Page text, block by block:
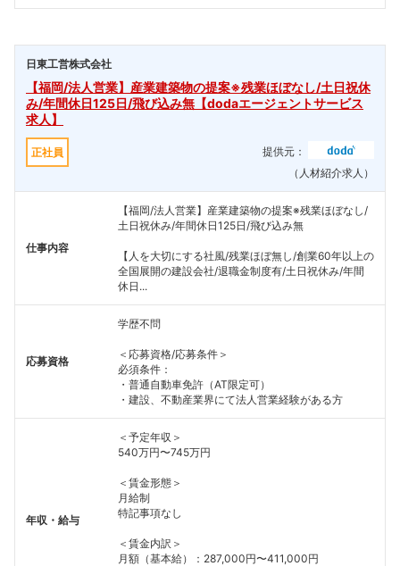
日東工営株式会社
【福岡/法人営業】産業建築物の提案※残業ほぼなし/土日祝休
み/年間休日125日/飛び込み無【dodaエージェントサービス
求人】
正社員
提供元：
（人材紹介求人）
仕事内容
【福岡/法人営業】産業建築物の提案※残業ほぼなし/
土日祝休み/年間休日125日/飛び込み無
【人を大切にする社風/残業ほぼ無し/創業60年以上の
全国展開の建設会社/退職金制度有/土日祝休み/年間
休日...
応募資格
学歴不問
＜応募資格/応募条件＞
必須条件：
・普通自動車免許（AT限定可）
・建設、不動産業界にて法人営業経験がある方
年収・給与
＜予定年収＞
540万円〜745万円
＜賃金形態＞
月給制
特記事項なし
＜賃金内訳＞
月額（基本給）：287,000円〜411,000円